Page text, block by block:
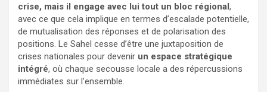
crise, mais il engage avec lui tout un bloc régional,
avec ce que cela implique en termes d’escalade potentielle,
de mutualisation des réponses et de polarisation des
positions. Le Sahel cesse d’être une juxtaposition de
crises nationales pour devenir un espace stratégique
intégré, où chaque secousse locale a des répercussions
immédiates sur l’ensemble.